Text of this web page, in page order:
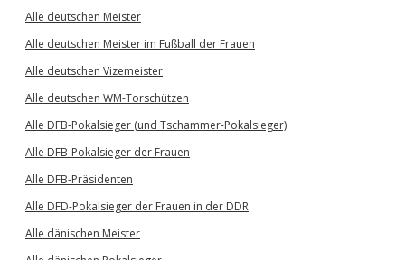
Alle deutschen Meister
Alle deutschen Meister im Fußball der Frauen
Alle deutschen Vizemeister
Alle deutschen WM-Torschützen
Alle DFB-Pokalsieger (und Tschammer-Pokalsieger)
Alle DFB-Pokalsieger der Frauen
Alle DFB-Präsidenten
Alle DFD-Pokalsieger der Frauen in der DDR
Alle dänischen Meister